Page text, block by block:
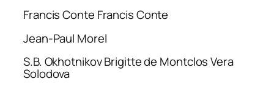
Francis Conte Francis Conte
Jean-Paul Morel
S.B. Okhotnikov Brigitte de Montclos Vera
Solodova